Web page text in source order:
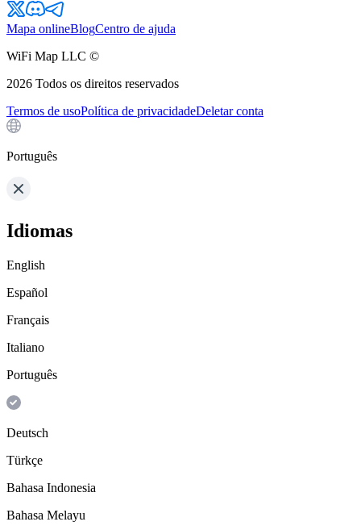
Mapa onlineBlogCentro de ajuda
WiFi Map LLC ©
2026 Todos os direitos reservados
Termos de usoPolítica de privacidadeDeletar conta
Português
Idiomas
English
Español
Français
Italiano
Português
Deutsch
Türkçe
Bahasa Indonesia
Bahasa Melayu